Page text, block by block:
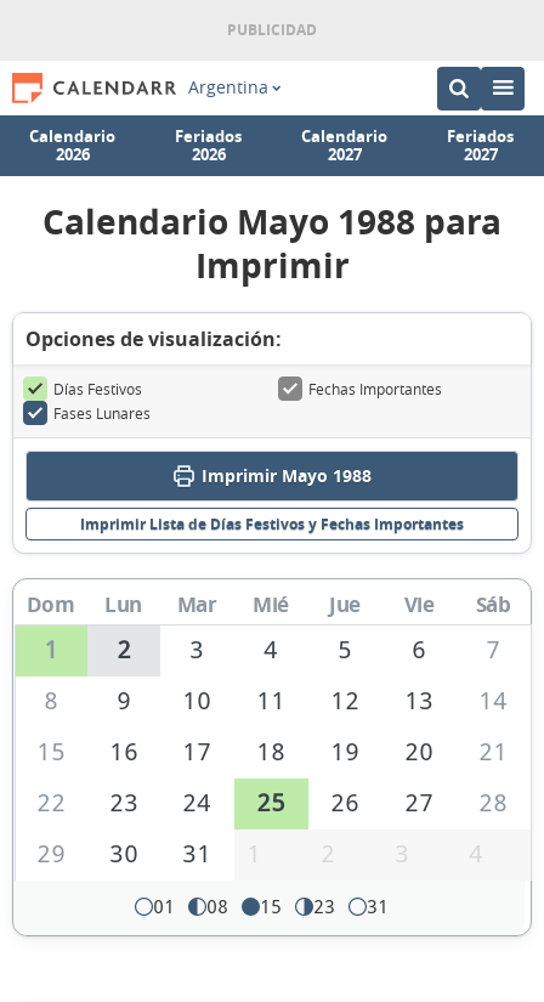
Argentina
Calendario
2026
Feriados
2026
Calendario
2027
Feriados
2027
Calendario Mayo 1988 para
Imprimir
Opciones de visualización:
Días Festivos
Fechas Importantes
Fases Lunares
Imprimir Mayo 1988
Imprimir Lista de Días Festivos y Fechas Importantes
Dom Lun Mar Mié Jue Vie Sáb
1 2 3 4 5 6
7
8
9 10 11 12 13
14
15
16 17 18 19 20
21
22
23 24 25 26 27
28
29
30 31 1 2 3 4
01 08 15 23 31